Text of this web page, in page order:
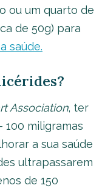
ou um quarto de
de 50g) para
saúde.
Association, ter
100 miligramas
a sua saúde
ultrapassarem
de 150